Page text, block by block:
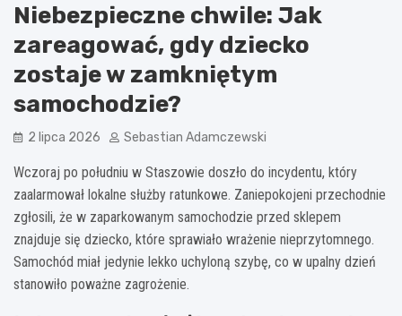
Niebezpieczne chwile: Jak
zareagować, gdy dziecko
zostaje w zamkniętym
samochodzie?
2 lipca 2026 Sebastian Adamczewski
Wczoraj po południu w Staszowie doszło do incydentu, który
zaalarmował lokalne służby ratunkowe. Zaniepokojeni przechodnie
zgłosili, że w zaparkowanym samochodzie przed sklepem
znajduje się dziecko, które sprawiało wrażenie nieprzytomnego.
Samochód miał jedynie lekko uchyloną szybę, co w upalny dzień
stanowiło poważne zagrożenie.